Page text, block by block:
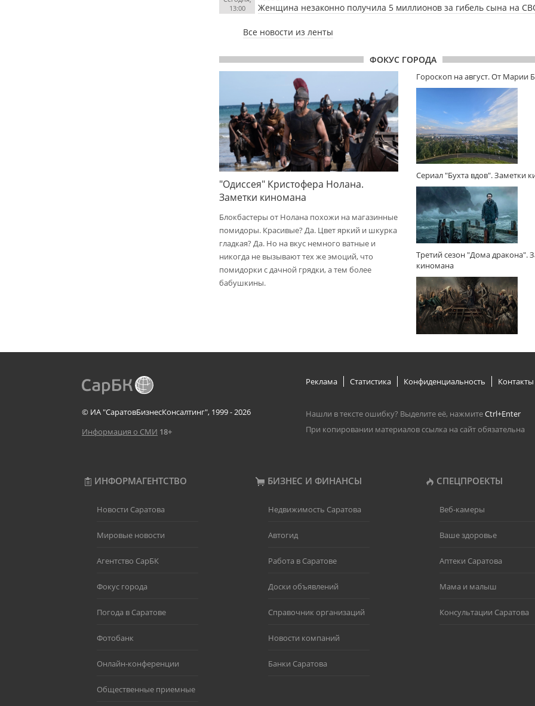
13:00
Женщина незаконно получила 5 миллионов за гибель сына на
Все новости из ленты
ФОКУС ГОРОДА
"Одиссея" Кристофера Нолана.
Заметки киномана
Блокбастеры от Нолана похожи на магазинные
помидоры. Красивые? Да. Цвет яркий и шкурка
гладкая? Да. Но на вкус немного ватные и
никогда не вызывают тех же эмоций, что
помидорки с дачной грядки, а тем более
бабушкины.
Гороскоп на август. От Марии
Сериал "Бухта вдов". Заметки
Третий сезон "Дома дракона".
киномана
© ИА "СаратовБизнесКонсалтинг", 1999 - 2026
Информация о СМИ 18+
Реклама Статистика Конфиденциальность Контакты
Нашли в тексте ошибку? Выделите её, нажмитеCtrl+Enter
При копировании материалов ссылка на сайт обязательна
ИНФОРМАГЕНТСТВО БИЗНЕС И ФИНАНСЫ СПЕЦПРОЕКТЫ
Новости Саратова
Мировые новости
Агентство СарБК
Фокус города
Погода в Саратове
Фотобанк
Онлайн-конференции
Общественные приемные
Недвижимость Саратова
Автогид
Работа в Саратове
Доски объявлений
Справочник организаций
Новости компаний
Банки Саратова
Веб-камеры
Ваше здоровье
Аптеки Саратова
Мама и малыш
Консультации Саратова